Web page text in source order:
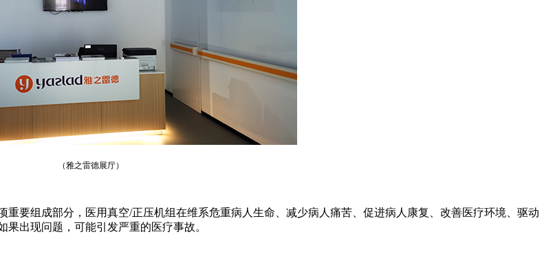
（雅之雷德展厅）
要组成部分，医用真空/正压机组在维系危重病人生命、减少病人痛苦、促进病人康复、改善医疗环境、驱动
出现问题，可能引发严重的医疗事故。